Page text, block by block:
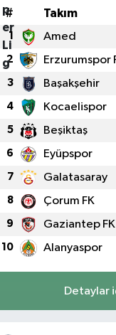
# Takım
1 Amed
2 Erzurumspor
3 Başakşehir
4 Kocaelispor
5 Beşiktaş
6 Eyüpspor
7 Galatasaray
8 Çorum FK
9 Gaziantep FK
10 Alanyaspor
Detaylar